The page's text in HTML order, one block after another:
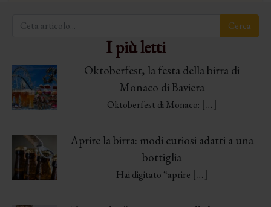
I più letti
Oktoberfest, la festa della birra di
Monaco di Baviera
Oktoberfest di Monaco: […]
Aprire la birra: modi curiosi adatti a una
bottiglia
Hai digitato “aprire […]